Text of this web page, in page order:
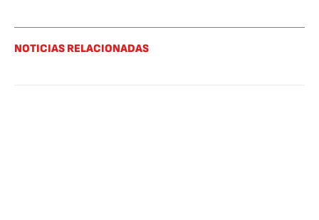
NOTICIAS RELACIONADAS